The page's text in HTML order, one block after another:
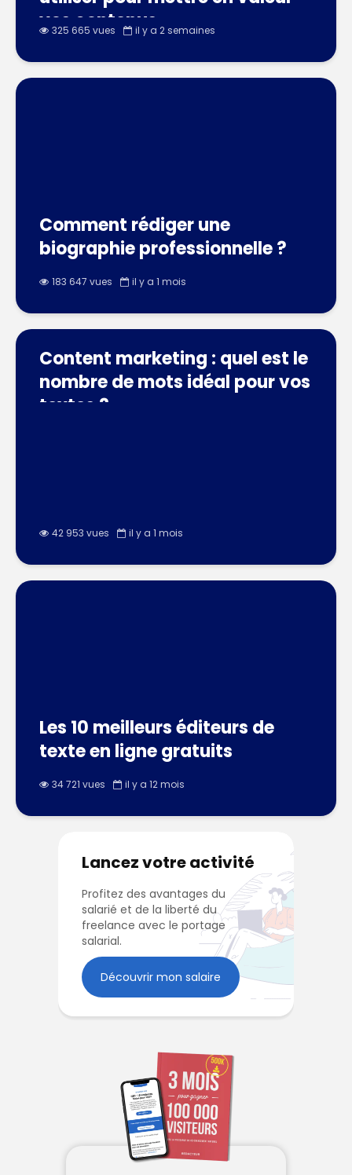
vos contenus
325 665 vues il y a 2 semaines
Comment rédiger une
biographie professionnelle ?
183 647 vues il y a 1 mois
Content marketing : quel est le
nombre de mots idéal pour vos
textes ?
42 953 vues il y a 1 mois
Les 10 meilleurs éditeurs de
texte en ligne gratuits
34 721 vues il y a 12 mois
Lancez votre activité
Profitez des avantages du
salarié et de la liberté du
freelance avec le portage
salarial.
Découvrir mon salaire